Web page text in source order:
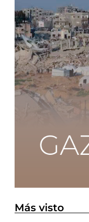
Más visto